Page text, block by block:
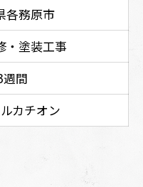
各務原市
・塗装工事
週間
カチオン